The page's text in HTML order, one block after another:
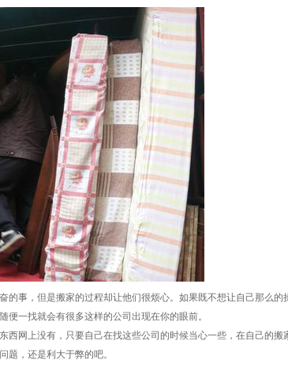
的事，但是搬家的过程却让他们很烦心。如果既不想让自己那么
一找就会有很多这样的公司出现在你的眼前。
西网上没有，只要自己在找这些公司的时候当心一些，在自己的
题，还是利大于弊的吧。